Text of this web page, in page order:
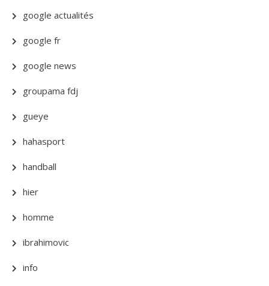
google actualités
google fr
google news
groupama fdj
gueye
hahasport
handball
hier
homme
ibrahimovic
info